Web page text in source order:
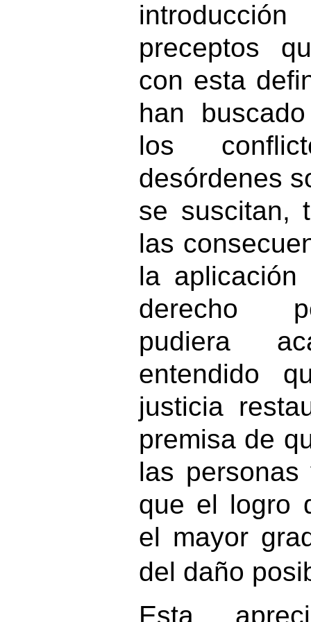
preceptos
con esta
han
los
desórdenes
se suscitan,
las
la
derecho
pudiera
entendido
justicia
premisa de
las
que el logro
el mayor
del daño
Esta